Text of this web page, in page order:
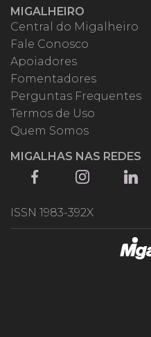
MIGALHEIRO
Central do Migalheiro
Fale Conosco
Apoiadores
Fomentadores
Perguntas Frequentes
Termos de Uso
Quem Somos
MIGALHAS NAS REDES
ISSN 1983-392X